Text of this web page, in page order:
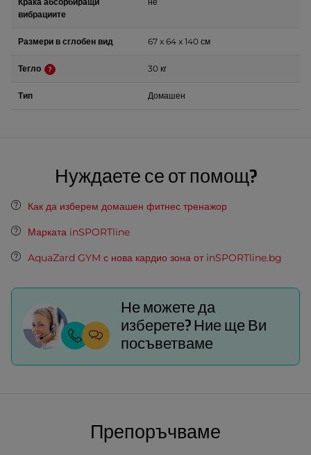
вибрациите
Размери в сглобен вид 67 x 64 x 140 см
Тегло 30 кг
Тип Домашен
Нуждаете се от помощ?
Как да изберем домашен фитнес тренажор
Марката inSPORTline
AquaZard GYM с нова кардио зона от inSPORTline.bg
Не можете да
изберете? Ние ще Ви
посъветваме
Препоръчваме